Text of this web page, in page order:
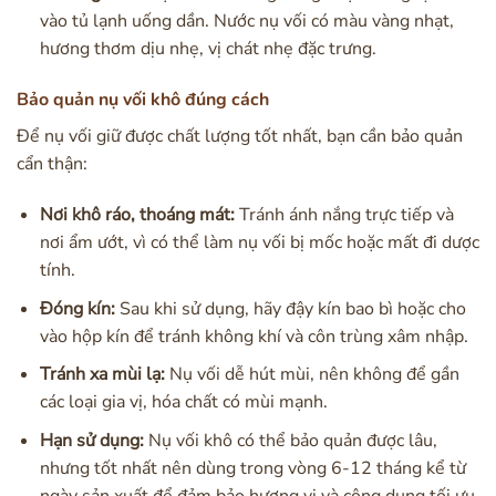
vào tủ lạnh uống dần. Nước nụ vối có màu vàng nhạt,
hương thơm dịu nhẹ, vị chát nhẹ đặc trưng.
Bảo quản nụ vối khô đúng cách
Để nụ vối giữ được chất lượng tốt nhất, bạn cần bảo quản
cẩn thận:
Nơi khô ráo, thoáng mát:Tránh ánh nắng trực tiếp và
nơi ẩm ướt, vì có thể làm nụ vối bị mốc hoặc mất đi dược
tính.
Đóng kín:Sau khi sử dụng, hãy đậy kín bao bì hoặc cho
vào hộp kín để tránh không khí và côn trùng xâm nhập.
Tránh xa mùi lạ:Nụ vối dễ hút mùi, nên không để gần
các loại gia vị, hóa chất có mùi mạnh.
Hạn sử dụng:Nụ vối khô có thể bảo quản được lâu,
nhưng tốt nhất nên dùng trong vòng 6-12 tháng kể từ